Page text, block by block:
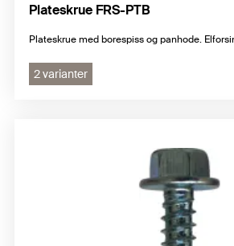
Plateskrue FRS-PTB
Plateskrue med borespiss og panhode.
2 varianter